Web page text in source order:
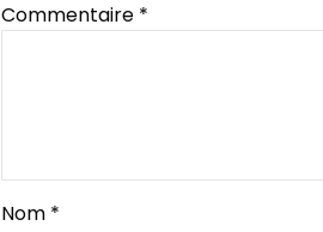
Commentaire *
Nom *